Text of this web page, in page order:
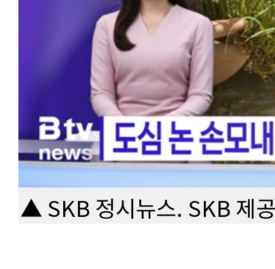
▲ SKB 정시뉴스. SKB 제